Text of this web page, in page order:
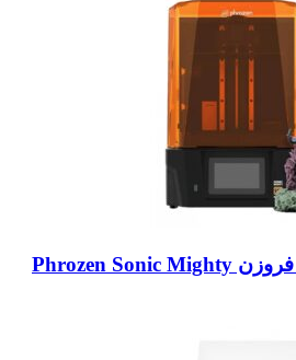
پرینتر سه بعدی رزینی فروزن Phrozen Sonic Mighty